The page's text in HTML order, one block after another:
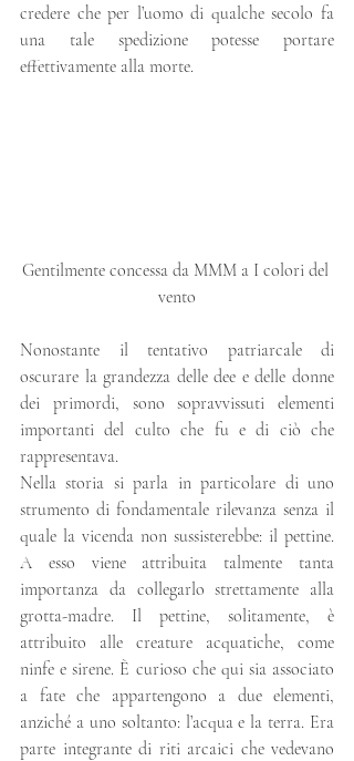
credere che per l’uomo di qualche secolo fa
una tale spedizione potesse portare
effettivamente alla morte.
Gentilmente concessa da MMM a I colori del
vento
Nonostante il tentativo patriarcale di
oscurare la grandezza delle dee e delle donne
dei primordi, sono sopravvissuti elementi
importanti del culto che fu e di ciò che
rappresentava.
Nella storia si parla in particolare di uno
strumento di fondamentale rilevanza senza il
quale la vicenda non sussisterebbe: il pettine.
A esso viene attribuita talmente tanta
importanza da collegarlo strettamente alla
grotta-madre. Il pettine, solitamente, è
attribuito alle creature acquatiche, come
ninfe e sirene. È curioso che qui sia associato
a fate che appartengono a due elementi,
anziché a uno soltanto: l’acqua e la terra. Era
parte integrante di riti arcaici che vedevano